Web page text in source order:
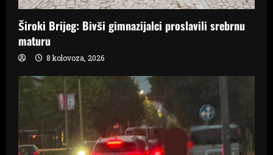
Široki Brijeg: Bivši gimnazijalci proslavili srebrnu
maturu
8 kolovoza, 2026